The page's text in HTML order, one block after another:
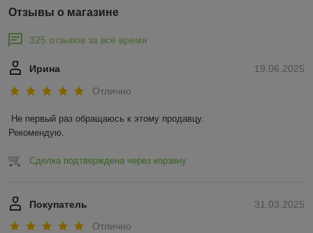
Отзывы о магазине
325 отзывов за всё время
19.06.2025
Ирина
Отлично
Не первый раз обращаюсь к этому продавцу.
Рекомендую.
Сделка подтверждена через корзину
31.03.2025
Покупатель
Отлично